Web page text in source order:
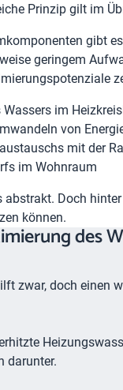
Prinzip gilt im
gibt
geringem
im
von
mit der
im Wohnraum
Doch
können.
des
zwar, doch einen
darunter.